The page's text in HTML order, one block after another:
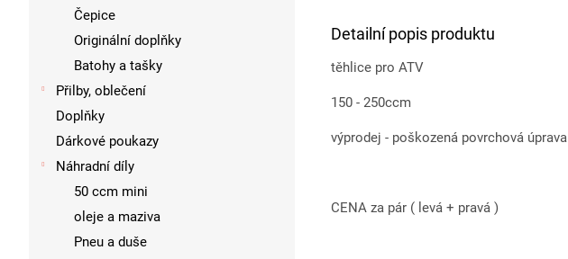
Čepice
Originální doplňky
Batohy a tašky
Přilby, oblečení
Doplňky
Dárkové poukazy
Náhradní díly
50 ccm mini
oleje a maziva
Pneu a duše
Detailní popis produktu
těhlice pro ATV
150 - 250ccm
výprodej - poškozená povrchová úprava
CENA za pár ( levá + pravá )